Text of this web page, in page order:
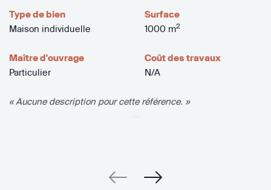
Type de bien
Maison individuelle
Surface
1000 m2
Maître d'ouvrage
Particulier
Coût des travaux
N/A
« Aucune description pour cette référence. »